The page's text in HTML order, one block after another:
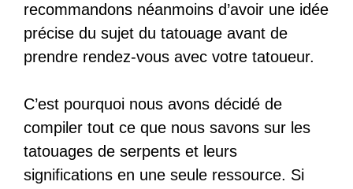
recommandons néanmoins d’avoir une idée
précise du sujet du tatouage avant de
prendre rendez-vous avec votre tatoueur.
C’est pourquoi nous avons décidé de
compiler tout ce que nous savons sur les
tatouages de serpents et leurs
significations en une seule ressource. Si